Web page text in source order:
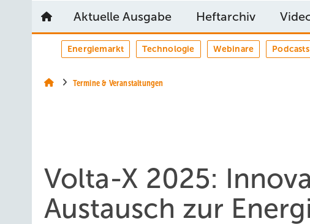
Aktuelle Ausgabe Heftarchiv
Energiemarkt Technologie Webinare Podcasts
Termine & Veranstaltungen
Volta-X 2025:
Austausch zur